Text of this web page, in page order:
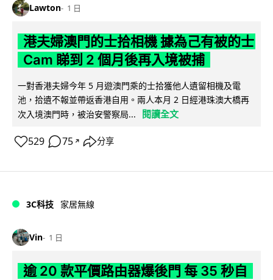
Lawton 1 日
港夫婦澳門的士拾相機 據為己有被的士
Cam 睇到 2 個月後再入境被捕
一對香港夫婦今年 5 月遊澳門乘的士拾獲他人遺留相機及電
池，拾遺不報並帶返香港自用。兩人本月 2 日經港珠澳大橋再
次入境澳門時，被治安警察局...
閱讀全文
529 75 ↗ 分享
3C科技 家居無線
Vin 1 日
逾 20 款平價路由器爆後門 每 35 秒自